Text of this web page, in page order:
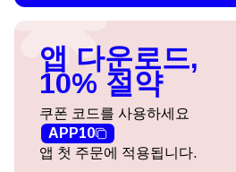
앱 다운로드,
10% 절약
쿠폰 코드를 사용하세요
APP10
앱 첫 주문에 적용됩니다.